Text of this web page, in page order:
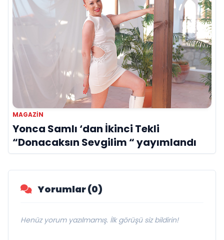
MAGAZİN
Yonca Samlı ‘dan İkinci Tekli
“Donacaksın Sevgilim “ yayımlandı
Yorumlar (0)
Henüz yorum yazılmamış. İlk görüşü siz bildirin!